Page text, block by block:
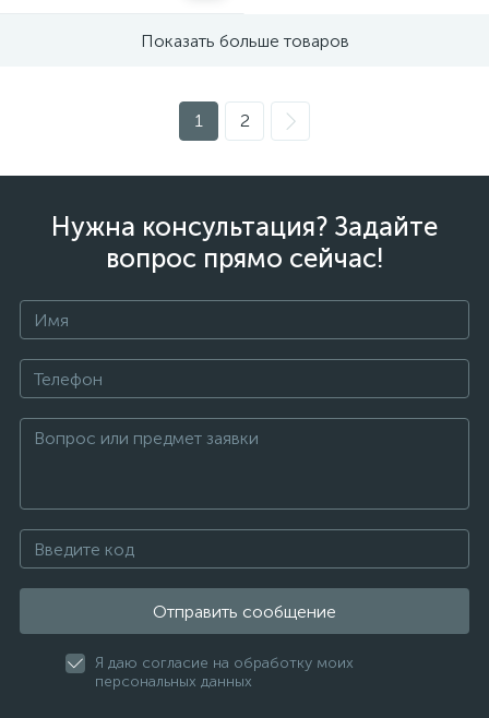
Показать больше товаров
1 2
Нужна консультация? Задайте
вопрос прямо сейчас!
Отправить сообщение
Я даю согласие на обработку моих
персональных данных